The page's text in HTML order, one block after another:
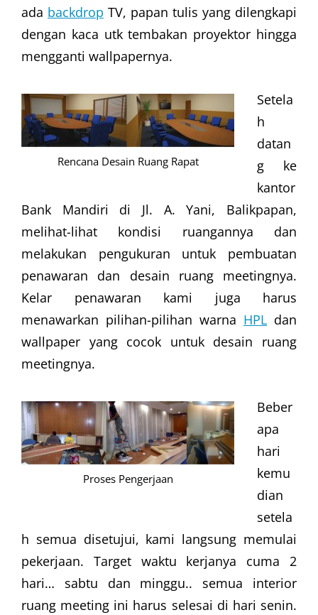
ada backdrop TV, papan tulis yang dilengkapi
dengan kaca utk tembakan proyektor hingga
mengganti wallpapernya.
Rencana Desain Ruang Rapat
Setela
h
datan
g ke
kantor
Bank Mandiri di Jl. A. Yani, Balikpapan,
melihat-lihat kondisi ruangannya dan
melakukan pengukuran untuk pembuatan
penawaran dan desain ruang meetingnya.
Kelar penawaran kami juga harus
menawarkan pilihan-pilihan warna HPL dan
wallpaper yang cocok untuk desain ruang
meetingnya.
Proses Pengerjaan
Beber
apa
hari
kemu
dian
setela
h semua disetujui, kami langsung memulai
pekerjaan. Target waktu kerjanya cuma 2
hari… sabtu dan minggu.. semua interior
ruang meeting ini harus selesai di hari senin.